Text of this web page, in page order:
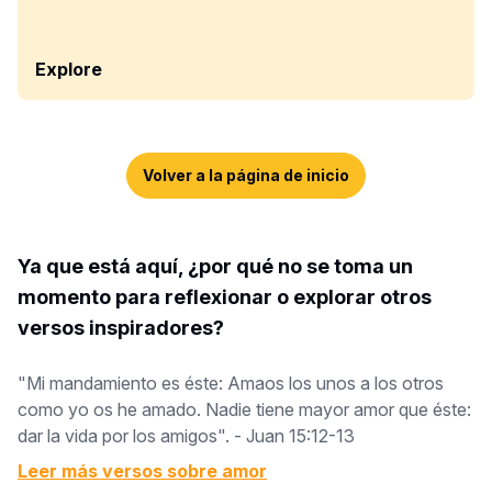
Explore
Volver a la página de inicio
Ya que está aquí, ¿por qué no se toma un
momento para reflexionar o explorar otros
versos inspiradores?
"Mi mandamiento es éste: Amaos los unos a los otros
como yo os he amado. Nadie tiene mayor amor que éste:
dar la vida por los amigos". - Juan 15:12-13
Leer más versos sobre amor